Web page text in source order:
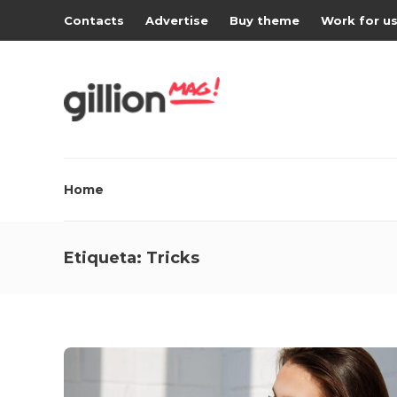
Contacts Advertise Buy theme Work for us
Home
Etiqueta: Tricks